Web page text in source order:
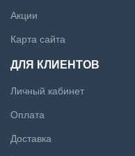
Акции
Карта сайта
ДЛЯ КЛИЕНТОВ
Личный кабинет
Оплата
Доставка